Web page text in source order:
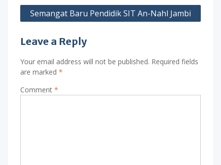
Semangat Baru Pendidik SIT An-Nahl Jambi
Leave a Reply
Your email address will not be published. Required fields
are marked *
Comment *